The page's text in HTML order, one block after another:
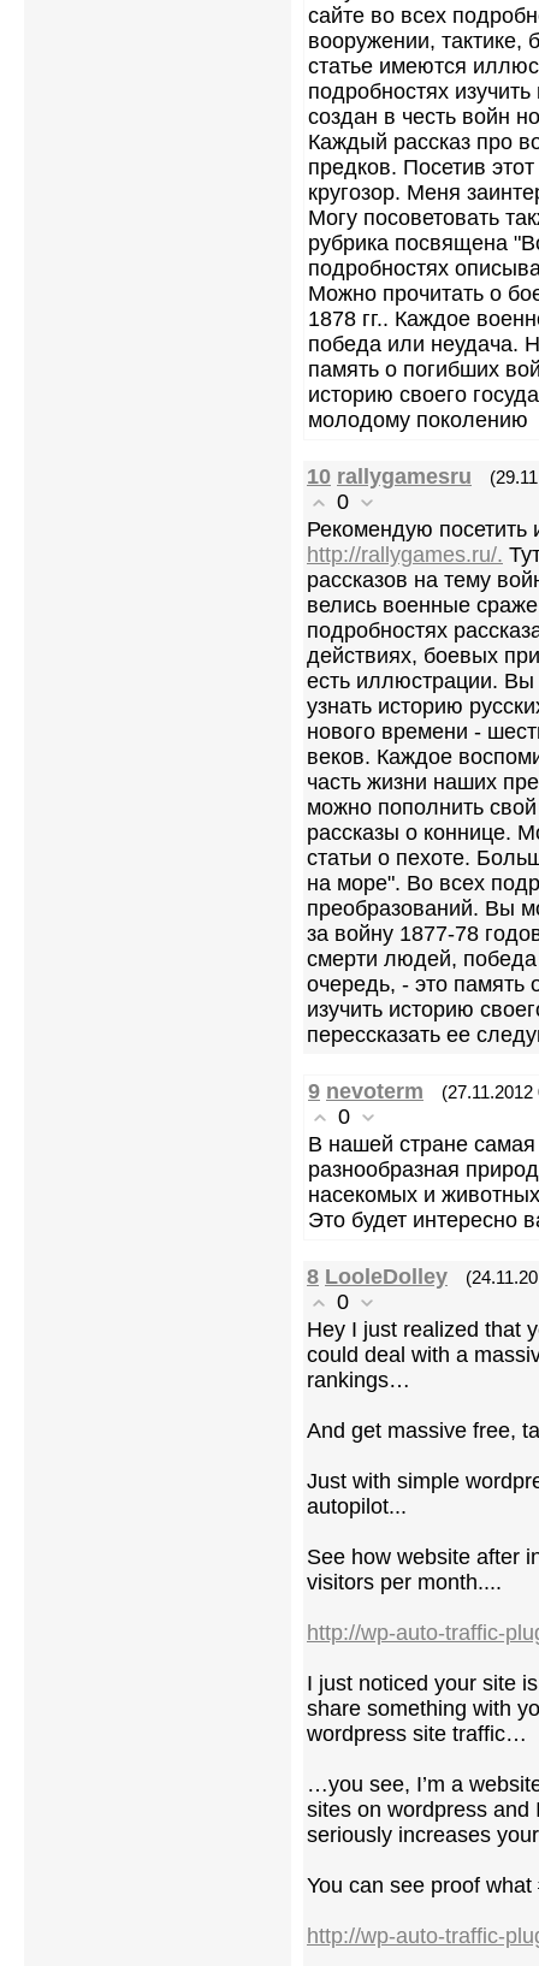
сайте во всех
вооружении, тактике,
статье имеются
подробностях
создан в честь войн
Каждый рассказ про
предков. Посетив
кругозор. Меня
Могу посоветовать
рубрика посвящена
подробностях
Можно прочитать о
1878 гг.. Каждое
победа или неудача.
память о погибших
историю своего
молодому поколению
10 rallygamesru
0
Рекомендую посетить
http://rallygames.ru/.
рассказов на тему
велись военные
подробностях
действиях, боевых
есть иллюстрации.
узнать историю
нового времени -
веков. Каждое
часть жизни наших
можно пополнить
рассказы о коннице.
статьи о пехоте.
на море". Во всех
преобразований. Вы
за войну 1877-78
смерти людей,
очередь, - это
изучить историю
перессказать ее
9 nevoterm (27.11.2012
0
В нашей стране
разнообразная
насекомых и
Это будет интересно
8 LooleDolley
0
Hey I just realized that
could deal with a
rankings…
And get massive free,
Just with simple
autopilot...
See how website after
visitors per month....
http://wp-auto-traffic-
I just noticed your site
share something with
wordpress site traffic…
…you see, I’m a
sites on wordpress and
seriously increases
You can see proof
http://wp-auto-traffic-